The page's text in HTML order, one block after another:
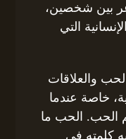
بين شخصين،
التي
والعلاقات
خاصة عندما
الحب. الحب ما
كلمته في